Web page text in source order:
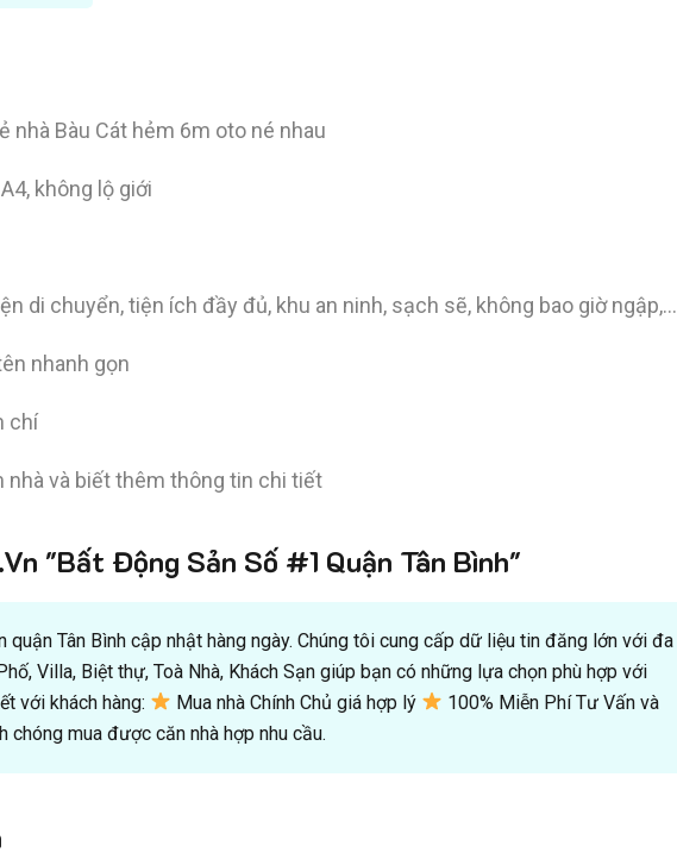
nhà Bàu Cát hẻm 6m oto né nhau
không lộ giới
di chuyển, tiện ích đầy đủ, khu an ninh, sạch sẽ, không bao giờ ngập,…
nhanh gọn
chí
và biết thêm thông tin chi tiết
"Bất Động Sản Số #1 Quận Tân Bình"
Tân Bình cập nhật hàng ngày. Chúng tôi cung cấp dữ liệu tin đăng lớn với đa
Villa, Biệt thự, Toà Nhà, Khách Sạn giúp bạn có những lựa chọn phù hợp với
với khách hàng:
Mua nhà Chính Chủ giá hợp lý
100% Miễn Phí Tư Vấn và
chóng mua được căn nhà hợp nhu cầu.